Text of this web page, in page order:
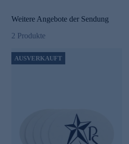
Weitere Angebote der Sendung
2 Produkte
AUSVERKAUFT